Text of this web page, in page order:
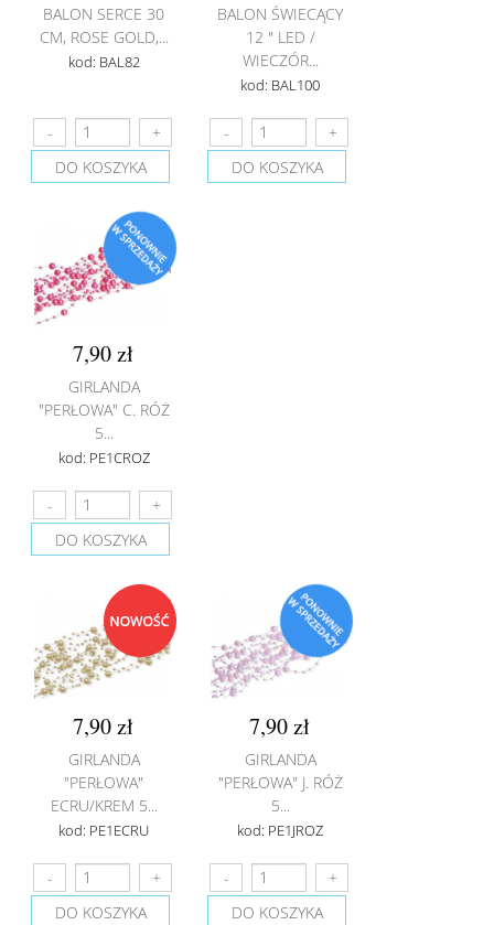
BALON SERCE 30
CM, ROSE GOLD,...
kod: BAL82
DO KOSZYKA
BALON ŚWIECĄCY
12 " LED /
WIECZÓR...
kod: BAL100
DO KOSZYKA
7,90 zł
GIRLANDA
"PERŁOWA" C. RÓŻ
5...
kod: PE1CROZ
DO KOSZYKA
7,90 zł
GIRLANDA
"PERŁOWA"
ECRU/KREM 5...
kod: PE1ECRU
DO KOSZYKA
7,90 zł
GIRLANDA
"PERŁOWA" J. RÓŻ
5...
kod: PE1JROZ
DO KOSZYKA